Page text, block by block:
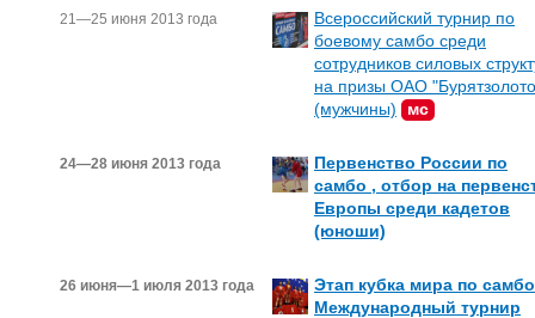
21—25 июня 2013 года
Всероссийский турнир по
боевому самбо среди
сотрудников силовых
на призы ОАО
(мужчины)
мс
24—28 июня 2013 года
Первенство России по
самбо , отбор на
Европы среди кадетов
(юноши)
26 июня—1 июля 2013 года
Этап кубка мира по
Международный турнир